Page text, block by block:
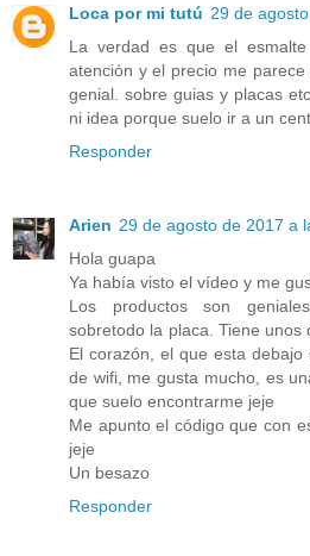
Loca por mi tutú 29 de
La verdad es que el
atención y el precio me
genial. sobre guias y placas
ni idea porque suelo ir a un
Responder
Arien 29 de agosto de 2017 a
Hola guapa
Ya había visto el vídeo y me
Los productos son
sobretodo la placa. Tiene unos
El corazón, el que esta
de wifi, me gusta mucho, es
que suelo encontrarme jeje
Me apunto el código que con
jeje
Un besazo
Responder